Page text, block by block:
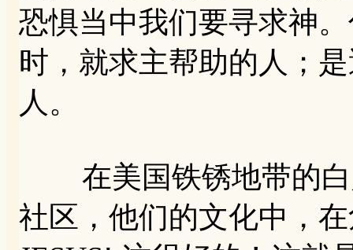
恐惧当中我们要寻求神
时，就求主帮助的人；
人。
在美国铁锈地带的白
社区，他们的文化中，